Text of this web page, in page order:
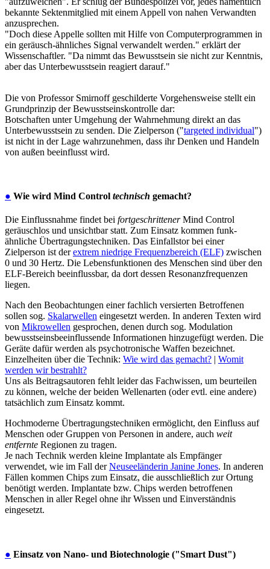
bekannte Sektenmitglied mit einem Appell von nahen Verwandten
anzusprechen.
"Doch diese Appelle sollten mit Hilfe von Computerprogrammen in
ein geräusch-ähnliches Signal verwandelt werden." erklärt der
Wissenschaftler. "Da nimmt das Bewusstsein sie nicht zur Kenntnis,
aber das Unterbewusstsein reagiert darauf."
Die von Professor Smirnoff geschilderte Vorgehensweise stellt ein
Grundprinzip der Bewusstseinskontrolle dar:
Botschaften unter Umgehung der Wahrnehmung direkt an das
Unterbewusstsein zu senden. Die Zielperson ("targeted individual")
ist nicht in der Lage wahrzunehmen, dass ihr Denken und Handeln
von außen beeinflusst wird.
● Wie wird Mind Control technisch gemacht?
Die Einflussnahme findet bei fortgeschrittenerMind Control
geräuschlos und unsichtbar statt. Zum Einsatz kommen funk-
ähnliche Übertragungstechniken. Das Einfallstor bei einer
Zielperson ist derextrem niedrige Frequenzbereich (ELF) zwischen
0 und 30 Hertz. Die Lebensfunktionen des Menschen sind über den
ELF-Bereich beeinflussbar, da dort dessen Resonanzfrequenzen
liegen.
Nach den Beobachtungen einer fachlich versierten Betroffenen
sollen sog. Skalarwellen eingesetzt werden. In anderen Texten wird
von Mikrowellen gesprochen, denen durch sog. Modulation
bewusstseinsbeeinflussende Informationen hinzugefügt werden. Die
Geräte dafür werden als psychotronische Waffen bezeichnet.
Einzelheiten über die Technik: Wie wird das gemacht? | Womit
werden wir bestrahlt?
Uns als Beitragsautoren fehlt leider das Fachwissen, um beurteilen
zu können, welche der beiden Wellenarten (oder evtl. eine andere)
tatsächlich zum Einsatz kommt.
Hochmoderne Übertragungstechniken ermöglicht, den Einfluss auf
Menschen oder Gruppen von Personen in andere, auch weit
entfernte Regionen zu tragen.
Je nach Technik werden kleine Implantate als Empfänger
verwendet, wie im Fall derNeuseeländerin Janine Jones. In anderen
Fällen kommen Chips zum Einsatz, die ausschließlich zur Ortung
benötigt werden. Implantate bzw. Chips werden betroffenen
Menschen in aller Regel ohne ihr Wissen und Einverständnis
eingesetzt.
● Einsatz von Nano- und Biotechnologie ("Smart Dust")